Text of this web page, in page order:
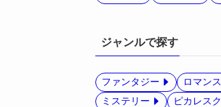
ジャンルで探す
ファンタジー
ロマンス
ミステリー
ピカレスク